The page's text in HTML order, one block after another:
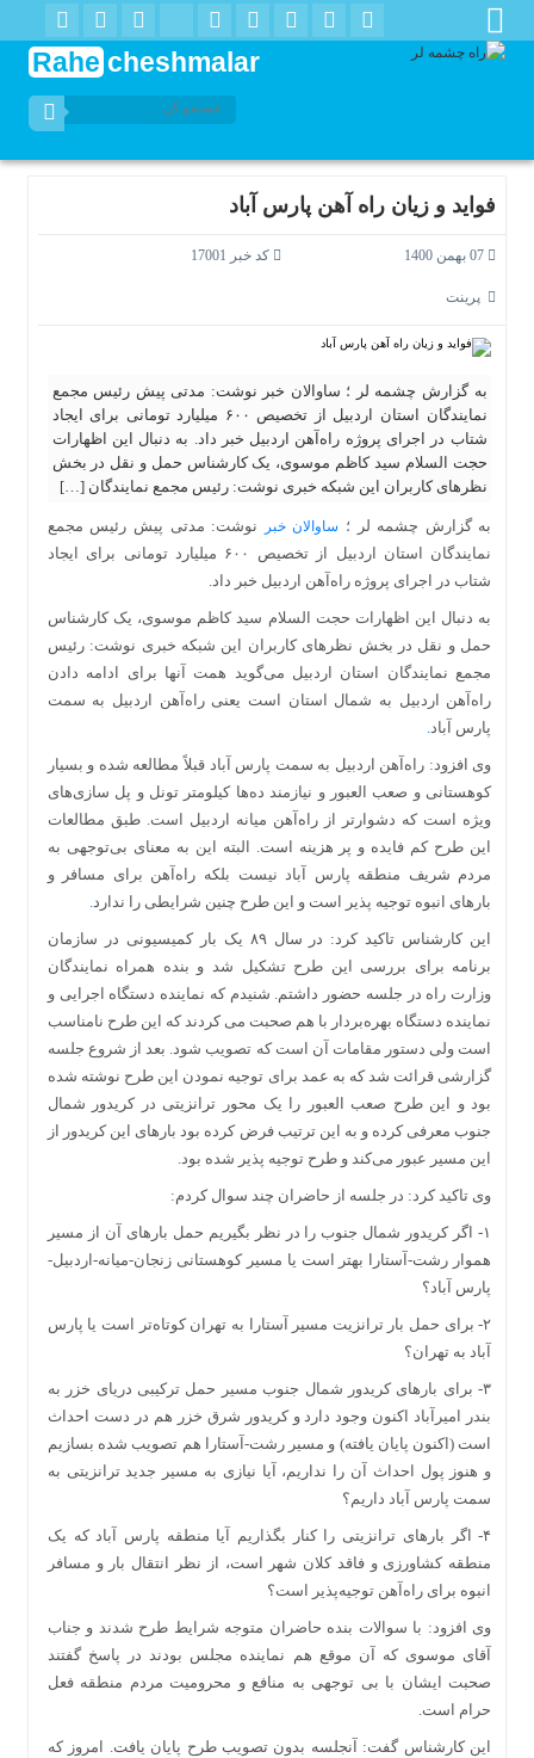
Rahe cheshmalar
فواید و زیان راه آهن پارس آباد
کد خبر 17001
پرینت
به گزارش چشمه لر ؛ ساوالان خبر نوشت: مدتی پیش رئیس مجمع
نمایندگان استان اردبیل از تخصیص ۶۰۰ میلیارد تومانی برای ایجاد
شتاب در اجرای پروژه راه‌آهن اردبیل خبر داد. به دنبال این اظهارات
حجت السلام سید کاظم موسوی، یک کارشناس حمل و نقل در بخش
نظرهای کاربران این شبکه خبری نوشت: رئیس مجمع نمایندگان […]
به گزارش چشمه لر ؛ ساوالان خبر
نوشت: مدتی پیش رئیس مجمع
نمایندگان استان اردبیل از تخصیص ۶۰۰ میلیارد تومانی برای ایجاد
شتاب در اجرای پروژه راه‌آهن اردبیل خبر داد.
به دنبال این اظهارات حجت السلام سید کاظم موسوی، یک کارشناس
حمل و نقل در بخش نظرهای کاربران این شبکه خبری نوشت: رئیس
مجمع نمایندگان استان اردبیل می‌گوید همت آنها برای ادامه دادن
راه‌آهن اردبیل به شمال استان است یعنی راه‌آهن اردبیل به سمت
پارس آباد.
وی افزود: راه‌آهن اردبیل به سمت پارس آباد قبلاً مطالعه شده و بسیار
کوهستانی و صعب العبور و نیازمند ده‌ها کیلومتر تونل و پل سازی‌های
ویژه است که دشوارتر از راه‌آهن میانه اردبیل است. طبق مطالعات
این طرح کم فایده و پر هزینه است. البته این به معنای بی‌توجهی به
مردم شریف منطقه پارس آباد نیست بلکه راه‌آهن برای مسافر و
بارهای انبوه توجیه پذیر است و این طرح چنین شرایطی را ندارد.
این کارشناس تاکید کرد: در سال ۸۹ یک بار کمیسیونی در سازمان
برنامه برای بررسی این طرح تشکیل شد و بنده همراه نمایندگان
وزارت راه در جلسه حضور داشتم. شنیدم که نماینده دستگاه اجرایی و
نماینده دستگاه بهره‌بردار با هم صحبت می کردند که این طرح نامناسب
است ولی دستور مقامات آن است که تصویب شود. بعد از شروع جلسه
گزارشی قرائت شد که به عمد برای توجیه نمودن این طرح نوشته شده
بود و این طرح صعب العبور را یک محور ترانزیتی در کریدور شمال
جنوب معرفی کرده و به این ترتیب فرض کرده بود بارهای این کریدور از
این مسیر عبور می‌کند و طرح توجیه پذیر شده بود.
وی تاکید کرد: در جلسه از حاضران چند سوال کردم:
۱- اگر کریدور شمال جنوب را در نظر بگیریم حمل بارهای آن از مسیر
هموار رشت-آستارا بهتر است یا مسیر کوهستانی زنجان-میانه-اردبیل-
پارس آباد؟
۲- برای حمل بار ترانزیت مسیر آستارا به تهران کوتاه‌تر است یا پارس
آباد به تهران؟
۳- برای بارهای کریدور شمال جنوب مسیر حمل ترکیبی دریای خزر به
بندر امیرآباد اکنون وجود دارد و کریدور شرق خزر هم در دست احداث
است (اکنون پایان یافته) و مسیر رشت-آستارا هم تصویب شده بسازیم
و هنوز پول احداث آن را نداریم، آیا نیازی به مسیر جدید ترانزیتی به
سمت پارس آباد داریم؟
۴- اگر بارهای ترانزیتی را کنار بگذاریم آیا منطقه پارس آباد که یک
منطقه کشاورزی و فاقد کلان شهر است، از نظر انتقال بار و مسافر
انبوه برای راه‌آهن توجیه‌پذیر است؟
وی افزود: با سوالات بنده حاضران متوجه شرایط طرح شدند و جناب
آقای موسوی که آن موقع هم نماینده مجلس بودند در پاسخ گفتند
صحبت ایشان با بی توجهی به منافع و محرومیت مردم منطقه فعل
حرام است.
این کارشناس گفت: آنجلسه بدون تصویب طرح پایان یافت. امروز که